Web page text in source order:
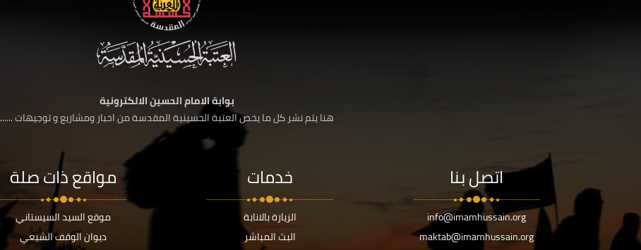
بوابة الامام الحسين الالكترونية
هنا يتم نشر كل ما يخص العتبة الحسينية المقدسة من اخبار ومشاريع و توجيهات ......
اتصل بنا
info@imamhussain.org
maktab@imamhussain.org
خدمات
الزيارة بالانابة
البث المباشر
مواقع ذات صلة
موقع السيد السيستاني
ديوان الوقف الشيعي